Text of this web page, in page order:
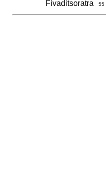
Fivaditsoratra 55